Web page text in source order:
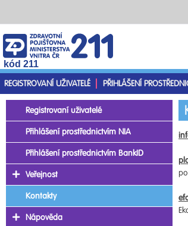
kód 211
REGISTROVANÍ UŽIVATELÉ
PŘIHLÁŠENÍ
Registrovaní uživatelé
Přihlášení prostřednictvím NIA
Přihlášení prostřednictvím BankID
Veřejnost
Kontakty
Nápověda